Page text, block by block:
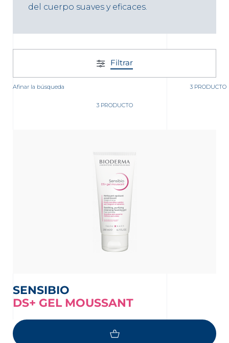
del cuerpo suaves y eficaces.
Filtrar
Afinar la búsqueda 3 PRODUCTO
3 PRODUCTO
SENSIBIO
DS+ GEL MOUSSANT